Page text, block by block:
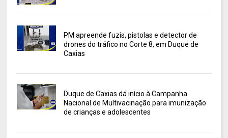
PM apreende fuzis, pistolas e detector de
drones do tráfico no Corte 8, em Duque de
Caxias
Duque de Caxias dá início à Campanha
Nacional de Multivacinação para imunização
de crianças e adolescentes